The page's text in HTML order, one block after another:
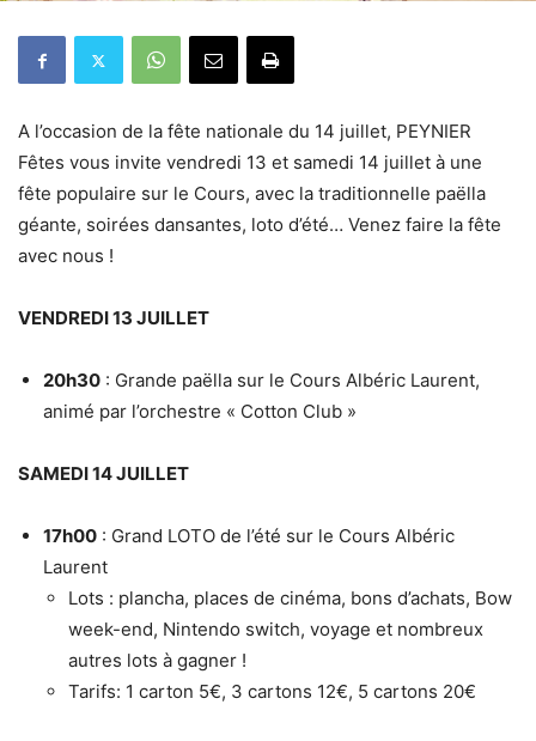
A l’occasion de la fête nationale du 14 juillet, PEYNIER
Fêtes vous invite vendredi 13 et samedi 14 juillet à une
fête populaire sur le Cours, avec la traditionnelle paëlla
géante, soirées dansantes, loto d’été… Venez faire la fête
avec nous !
VENDREDI 13 JUILLET
20h30 : Grande paëlla sur le Cours Albéric Laurent,
animé par l’orchestre « Cotton Club »
SAMEDI 14 JUILLET
17h00 : Grand LOTO de l’été sur le Cours Albéric
Laurent
Lots : plancha, places de cinéma, bons d’achats, Bow
week-end, Nintendo switch, voyage et nombreux
autres lots à gagner !
Tarifs: 1 carton 5€, 3 cartons 12€, 5 cartons 20€